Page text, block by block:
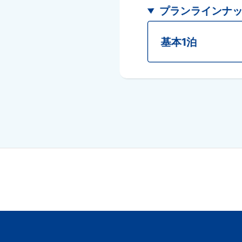
プランラインナ
基本1泊